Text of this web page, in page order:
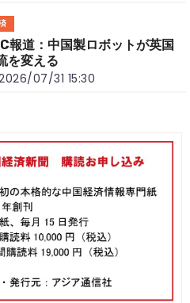
報道：中国製ロボットが英国
を変える
07/31 15:30